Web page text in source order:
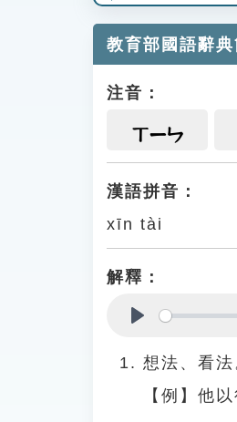
教育部國語辭
注音：
ㄒㄧㄣ
漢語拼音：
xīn tài
解釋：
想法、看法
【例】他